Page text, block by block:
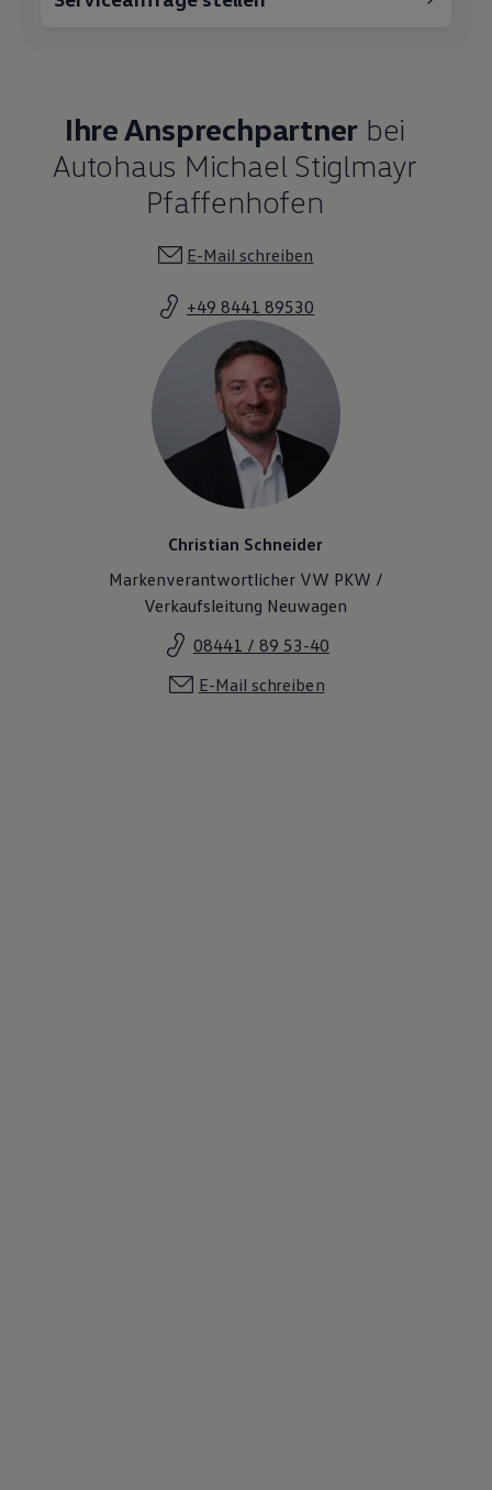
Ihre Ansprechpartner bei
Autohaus Michael Stiglmayr
Pfaffenhofen
E-Mail schreiben
+49 8441 89530
Christian Schneider
Markenverantwortlicher VW PKW /
Verkaufsleitung Neuwagen
08441 / 89 53-40
E-Mail schreiben